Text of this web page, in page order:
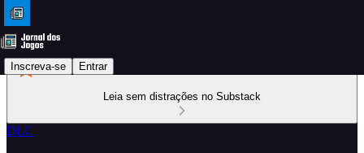
Inscreva-se Entrar
Leia sem distrações no Substack
DLC